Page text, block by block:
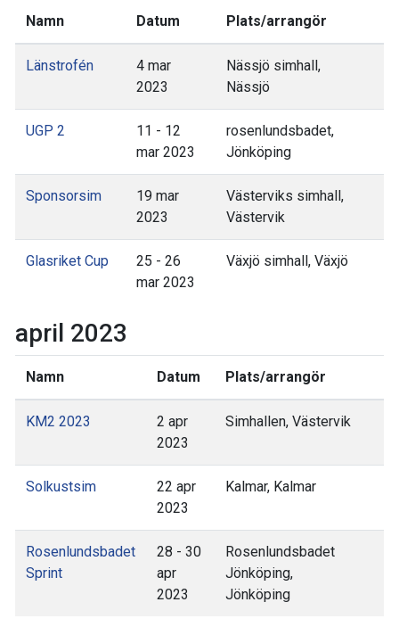
Namn Datum Plats/arrangör
Länstrofén
4 mar
2023
Nässjö simhall,
Nässjö
UGP 2
11 - 12
mar 2023
rosenlundsbadet,
Jönköping
Sponsorsim
19 mar
2023
Västerviks simhall,
Västervik
Glasriket Cup
25 - 26
mar 2023
Växjö simhall, Växjö
april 2023
Namn Datum Plats/arrangör
KM2 2023
2 apr
2023
Simhallen, Västervik
Solkustsim
22 apr
2023
Kalmar, Kalmar
Rosenlundsbadet
Sprint
28 - 30
apr
2023
Rosenlundsbadet
Jönköping,
Jönköping